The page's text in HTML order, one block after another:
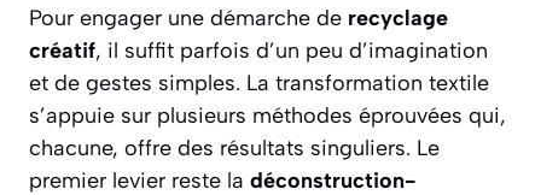
Pour engager une démarche de recyclage
créatif, il suffit parfois d’un peu d’imagination
et de gestes simples. La transformation textile
s’appuie sur plusieurs méthodes éprouvées qui,
chacune, offre des résultats singuliers. Le
premier levier reste la déconstruction-